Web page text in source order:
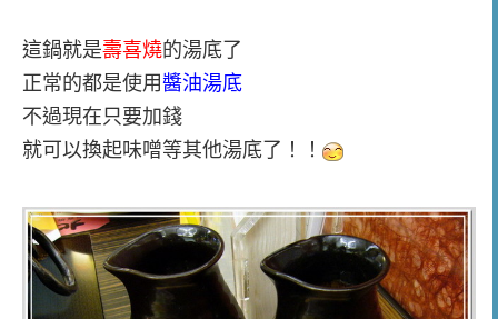
這鍋就是壽喜燒的湯底了
正常的都是使用醬油湯底
不過現在只要加錢
就可以換起味噌等其他湯底了！！